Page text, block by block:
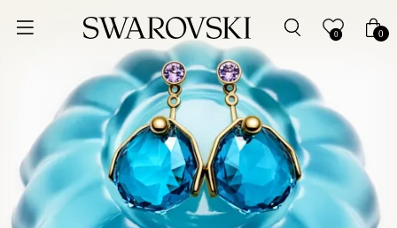
0 0
Ordenar por
Precio más bajo
Precio más alto
Los más vendidos
A - Z